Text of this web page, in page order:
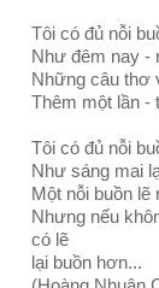
Tôi có đủ nỗi
Như đêm nay -
Những câu thơ
Thêm một lần -
Tôi có đủ nỗi
Như sáng mai
Một nỗi buồn lẽ
Nhưng nếu
có lẽ
lại buồn hơn...